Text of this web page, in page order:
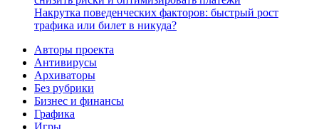
Накрутка поведенческих факторов: быстрый рост
трафика или билет в никуда?
Авторы проекта
Антивирусы
Архиваторы
Без рубрики
Бизнес и финансы
Графика
Игры